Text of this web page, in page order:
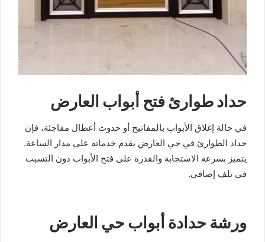
حداد طوارئ فتح أبواب العارض
في حالة إغلاق الأبواب بالمفاتيح أو حدوث أعطال مفاجئة، فإن
حداد الطوارئ في حي العارض يقدم خدماته على مدار الساعة.
يتميز بسرعة الاستجابة والقدرة على فتح الأبواب دون التسبب
في تلف إضافي.
ورشة حدادة أبواب حي العارض